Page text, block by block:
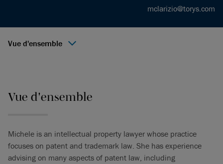
mclarizio@torys.com
Vue d'ensemble
Vue d'ensemble
Michele is an intellectual property lawyer whose practice
focuses on patent and trademark law. She has experience
advising on many aspects of patent law, including